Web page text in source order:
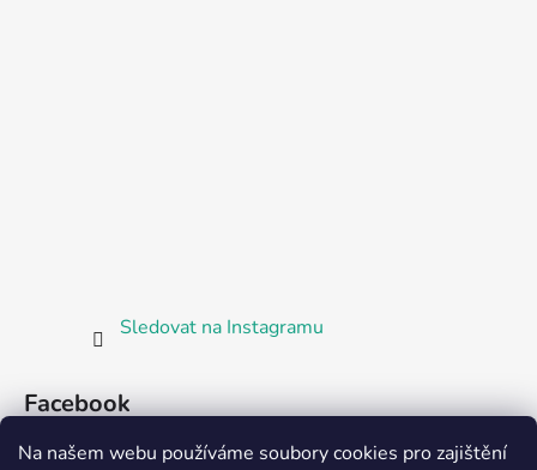
Na našem webu používáme soubory cookies pro zajištění
Sledovat na Instagramu
Facebook